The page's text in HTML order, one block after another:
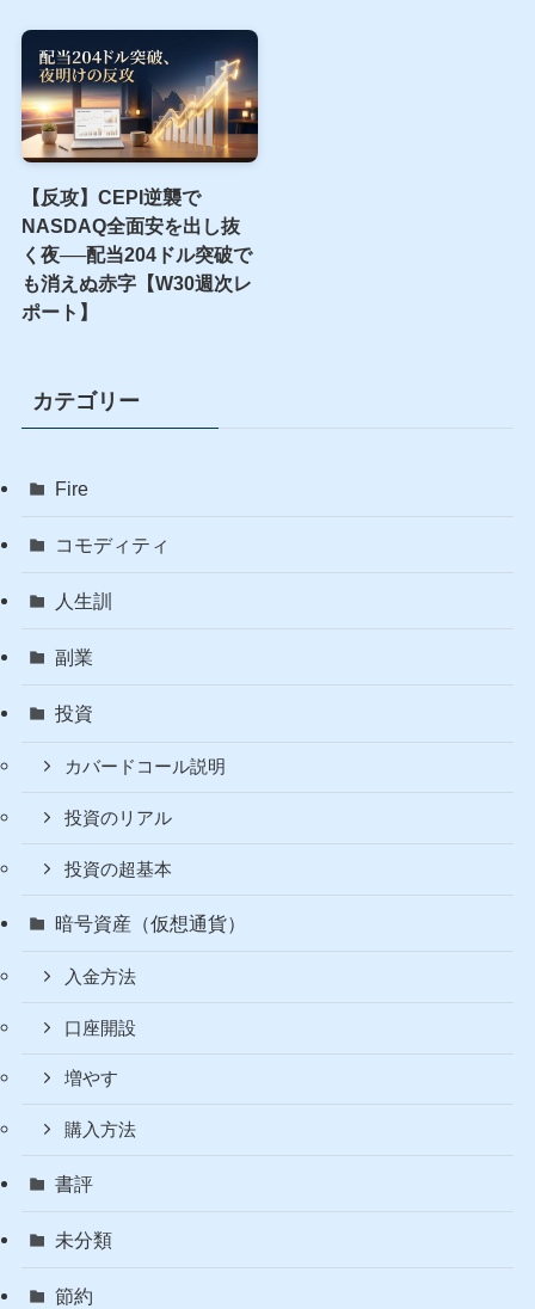
【反攻】CEPI逆襲で
NASDAQ全面安を出し抜
く夜──配当204ドル突破で
も消えぬ赤字【W30週次レ
ポート】
カテゴリー
Fire
コモディティ
人生訓
副業
投資
カバードコール説明
投資のリアル
投資の超基本
暗号資産（仮想通貨）
入金方法
口座開設
増やす
購入方法
書評
未分類
節約